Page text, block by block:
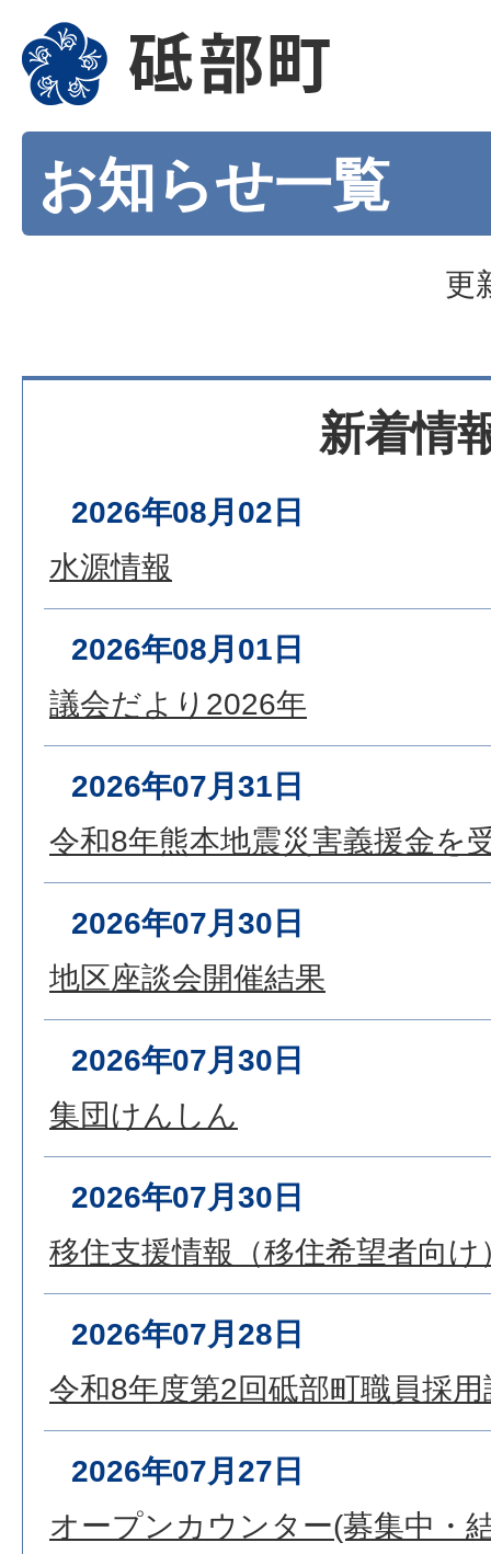
お知らせ一覧
更
新着情
2026年08月02日
水源情報
2026年08月01日
議会だより2026年
2026年07月31日
令和8年熊本地震災害義援金を
2026年07月30日
地区座談会開催結果
2026年07月30日
集団けんしん
2026年07月30日
移住支援情報（移住希望者向け
2026年07月28日
令和8年度第2回砥部町職員採
2026年07月27日
オープンカウンター(募集中・